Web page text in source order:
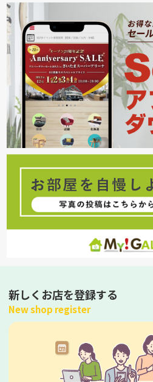
新しくお店を登録する
New shop register